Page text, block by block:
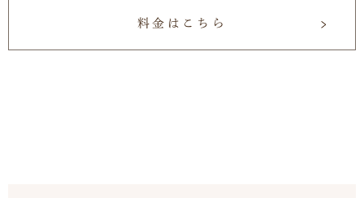
料金はこちら